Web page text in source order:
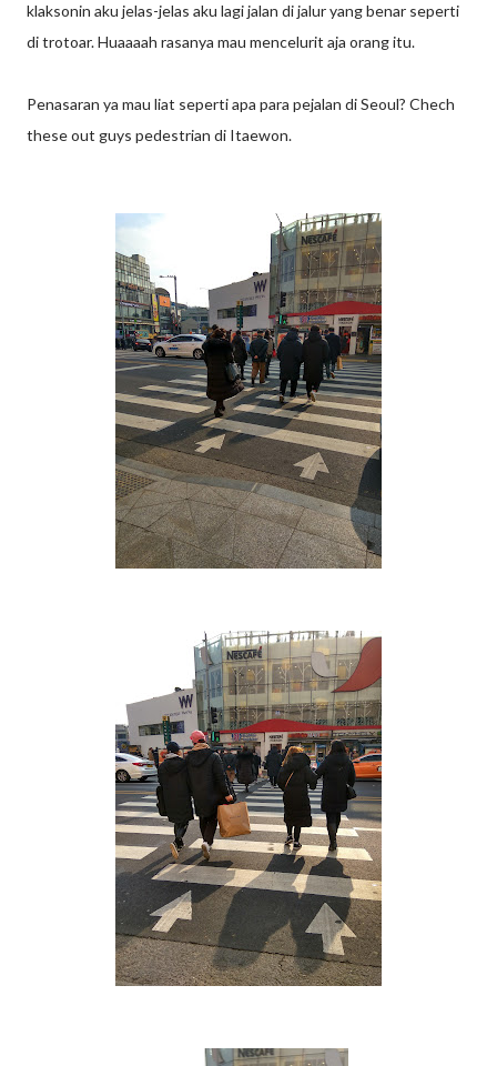
klaksonin aku jelas-jelas aku lagi jalan di jalur yang benar seperti
di trotoar. Huaaaah rasanya mau mencelurit aja orang itu.
Penasaran ya mau liat seperti apa para pejalan di Seoul? Chech
these out guys pedestrian di Itaewon.